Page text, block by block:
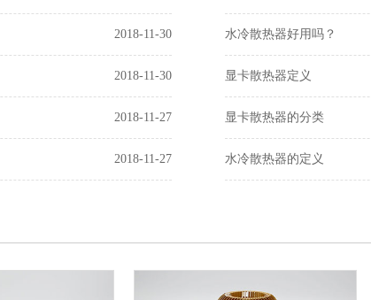
2018-11-30 水冷散热器好用吗？
2018-11-30 显卡散热器定义
2018-11-27 显卡散热器的分类
2018-11-27 水冷散热器的定义